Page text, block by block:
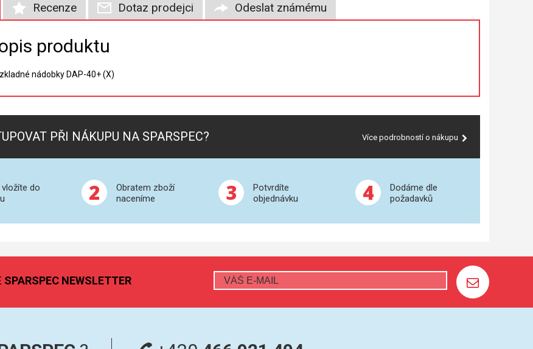
Recenze Dotaz prodejci Odeslat známému
produktu
nádobky DAP-40+ (X)
PŘI NÁKUPU NA SPARSPEC? Více podrobností o nákupu
vložíte do
2
Obratem zboží
naceníme
3
Potvrdíte
objednávku
4
Dodáme dle
požadavků
SPARSPEC NEWSLETTER